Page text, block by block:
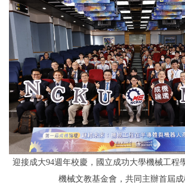
迎接成大94週年校慶，國立成功大學機械工程
機械文教基金會，共同主辦首屆